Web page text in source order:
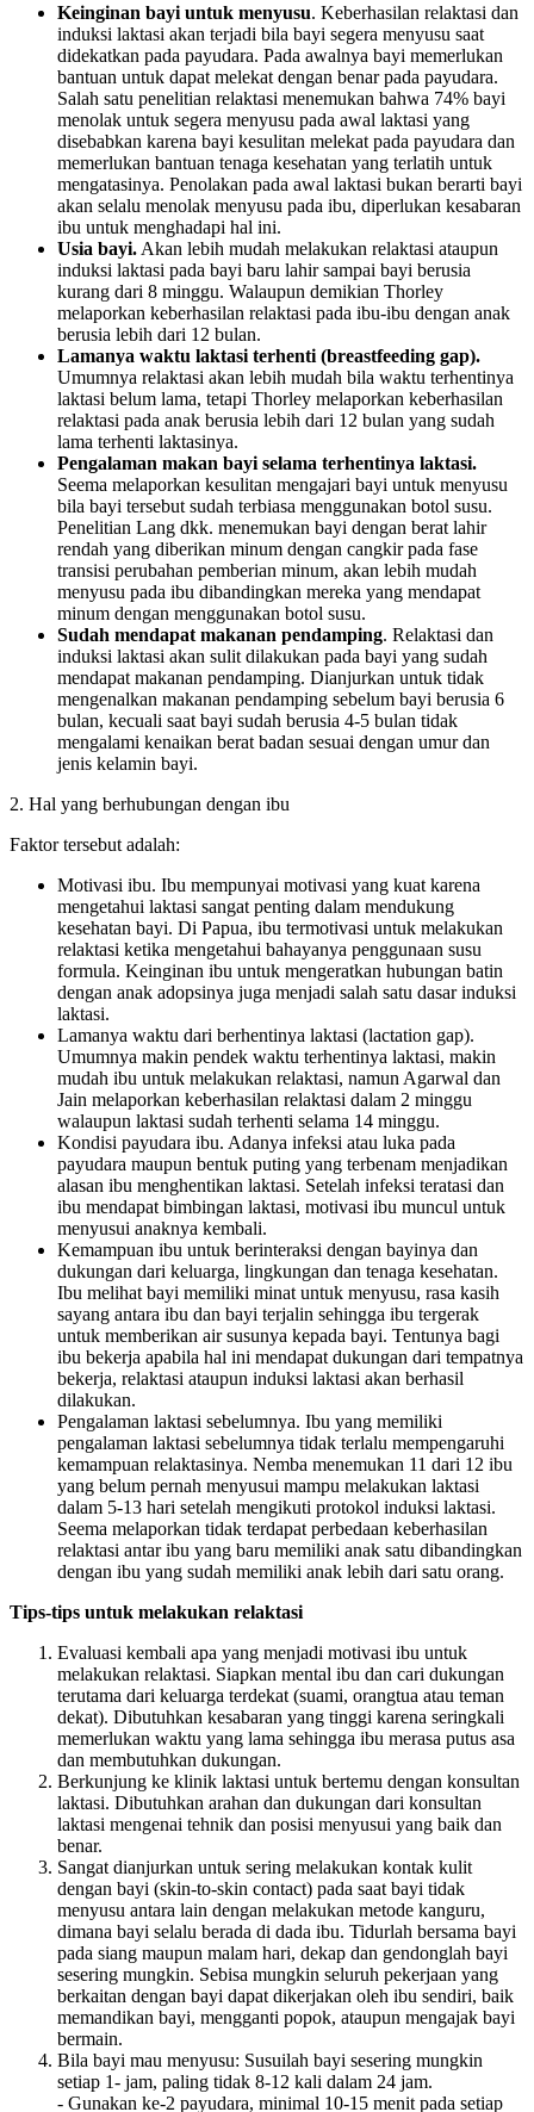
Keinginan bayi untuk menyusu. Keberhasilan relaktasi dan
induksi laktasi akan terjadi bila bayi segera menyusu saat
didekatkan pada payudara. Pada awalnya bayi memerlukan
bantuan untuk dapat melekat dengan benar pada payudara.
Salah satu penelitian relaktasi menemukan bahwa 74% bayi
menolak untuk segera menyusu pada awal laktasi yang
disebabkan karena bayi kesulitan melekat pada payudara dan
memerlukan bantuan tenaga kesehatan yang terlatih untuk
mengatasinya. Penolakan pada awal laktasi bukan berarti bayi
akan selalu menolak menyusu pada ibu, diperlukan kesabaran
ibu untuk menghadapi hal ini.
Usia bayi. Akan lebih mudah melakukan relaktasi ataupun
induksi laktasi pada bayi baru lahir sampai bayi berusia
kurang dari 8 minggu. Walaupun demikian Thorley
melaporkan keberhasilan relaktasi pada ibu-ibu dengan anak
berusia lebih dari 12 bulan.
Lamanya waktu laktasi terhenti (breastfeeding gap).
Umumnya relaktasi akan lebih mudah bila waktu terhentinya
laktasi belum lama, tetapi Thorley melaporkan keberhasilan
relaktasi pada anak berusia lebih dari 12 bulan yang sudah
lama terhenti laktasinya.
Pengalaman makan bayi selama terhentinya laktasi.
Seema melaporkan kesulitan mengajari bayi untuk menyusu
bila bayi tersebut sudah terbiasa menggunakan botol susu.
Penelitian Lang dkk. menemukan bayi dengan berat lahir
rendah yang diberikan minum dengan cangkir pada fase
transisi perubahan pemberian minum, akan lebih mudah
menyusu pada ibu dibandingkan mereka yang mendapat
minum dengan menggunakan botol susu.
Sudah mendapat makanan pendamping. Relaktasi dan
induksi laktasi akan sulit dilakukan pada bayi yang sudah
mendapat makanan pendamping. Dianjurkan untuk tidak
mengenalkan makanan pendamping sebelum bayi berusia 6
bulan, kecuali saat bayi sudah berusia 4-5 bulan tidak
mengalami kenaikan berat badan sesuai dengan umur dan
jenis kelamin bayi.
2. Hal yang berhubungan dengan ibu
Faktor tersebut adalah:
Motivasi ibu. Ibu mempunyai motivasi yang kuat karena
mengetahui laktasi sangat penting dalam mendukung
kesehatan bayi. Di Papua, ibu termotivasi untuk melakukan
relaktasi ketika mengetahui bahayanya penggunaan susu
formula. Keinginan ibu untuk mengeratkan hubungan batin
dengan anak adopsinya juga menjadi salah satu dasar induksi
laktasi.
Lamanya waktu dari berhentinya laktasi (lactation gap).
Umumnya makin pendek waktu terhentinya laktasi, makin
mudah ibu untuk melakukan relaktasi, namun Agarwal dan
Jain melaporkan keberhasilan relaktasi dalam 2 minggu
walaupun laktasi sudah terhenti selama 14 minggu.
Kondisi payudara ibu. Adanya infeksi atau luka pada
payudara maupun bentuk puting yang terbenam menjadikan
alasan ibu menghentikan laktasi. Setelah infeksi teratasi dan
ibu mendapat bimbingan laktasi, motivasi ibu muncul untuk
menyusui anaknya kembali.
Kemampuan ibu untuk berinteraksi dengan bayinya dan
dukungan dari keluarga, lingkungan dan tenaga kesehatan.
Ibu melihat bayi memiliki minat untuk menyusu, rasa kasih
sayang antara ibu dan bayi terjalin sehingga ibu tergerak
untuk memberikan air susunya kepada bayi. Tentunya bagi
ibu bekerja apabila hal ini mendapat dukungan dari tempatnya
bekerja, relaktasi ataupun induksi laktasi akan berhasil
dilakukan.
Pengalaman laktasi sebelumnya. Ibu yang memiliki
pengalaman laktasi sebelumnya tidak terlalu mempengaruhi
kemampuan relaktasinya. Nemba menemukan 11 dari 12 ibu
yang belum pernah menyusui mampu melakukan laktasi
dalam 5-13 hari setelah mengikuti protokol induksi laktasi.
Seema melaporkan tidak terdapat perbedaan keberhasilan
relaktasi antar ibu yang baru memiliki anak satu dibandingkan
dengan ibu yang sudah memiliki anak lebih dari satu orang.
Tips-tips untuk melakukan relaktasi
Evaluasi kembali apa yang menjadi motivasi ibu untuk
melakukan relaktasi. Siapkan mental ibu dan cari dukungan
terutama dari keluarga terdekat (suami, orangtua atau teman
dekat). Dibutuhkan kesabaran yang tinggi karena seringkali
memerlukan waktu yang lama sehingga ibu merasa putus asa
dan membutuhkan dukungan.
Berkunjung ke klinik laktasi untuk bertemu dengan konsultan
laktasi. Dibutuhkan arahan dan dukungan dari konsultan
laktasi mengenai tehnik dan posisi menyusui yang baik dan
benar.
Sangat dianjurkan untuk sering melakukan kontak kulit
dengan bayi (skin-to-skin contact) pada saat bayi tidak
menyusu antara lain dengan melakukan metode kanguru,
dimana bayi selalu berada di dada ibu. Tidurlah bersama bayi
pada siang maupun malam hari, dekap dan gendonglah bayi
sesering mungkin. Sebisa mungkin seluruh pekerjaan yang
berkaitan dengan bayi dapat dikerjakan oleh ibu sendiri, baik
memandikan bayi, mengganti popok, ataupun mengajak bayi
bermain.
Bila bayi mau menyusu: Susuilah bayi sesering mungkin
setiap 1- jam, paling tidak 8-12 kali dalam 24 jam.
- Gunakan ke-2 payudara, minimal 10-15 menit pada setiap